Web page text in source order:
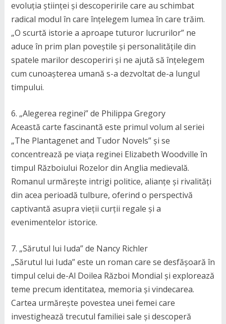
evoluția științei și descoperirile care au schimbat
radical modul în care înțelegem lumea în care trăim.
„O scurtă istorie a aproape tuturor lucrurilor” ne
aduce în prim plan poveștile și personalitățile din
spatele marilor descoperiri și ne ajută să înțelegem
cum cunoașterea umană s-a dezvoltat de-a lungul
timpului.
6. „Alegerea reginei” de Philippa Gregory
Această carte fascinantă este primul volum al seriei
„The Plantagenet and Tudor Novels” și se
concentrează pe viața reginei Elizabeth Woodville în
timpul Războiului Rozelor din Anglia medievală.
Romanul urmărește intrigi politice, alianțe și rivalități
din acea perioadă tulbure, oferind o perspectivă
captivantă asupra vieții curții regale și a
evenimentelor istorice.
7. „Sărutul lui Iuda” de Nancy Richler
„Sărutul lui Iuda” este un roman care se desfășoară în
timpul celui de-Al Doilea Război Mondial și explorează
teme precum identitatea, memoria și vindecarea.
Cartea urmărește povestea unei femei care
investighează trecutul familiei sale și descoperă